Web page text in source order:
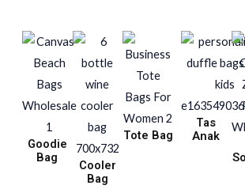
Goodie
Bag
Cooler
Bag
Tote Bag
Tas
Anak